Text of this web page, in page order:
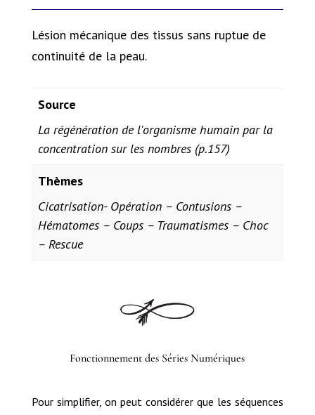
Lésion mécanique des tissus sans ruptue de
continuité de la peau.
Source
La régénération de l'organisme humain par la
concentration sur les nombres (p.157)
Thèmes
Cicatrisation- Opération – Contusions –
Hématomes – Coups – Traumatismes – Choc
– Rescue
Fonctionnement des Séries Numériques
Pour simplifier, on peut considérer que les séquences